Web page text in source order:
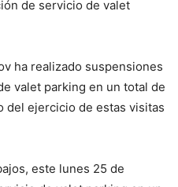
de servicio de valet
ha realizado suspensiones
valet parking en un total de
del ejercicio de estas visitas
este lunes 25 de